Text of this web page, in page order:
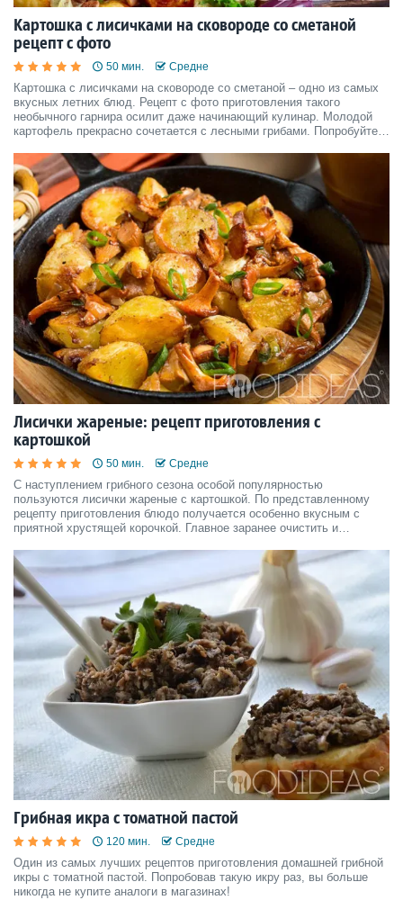
Картошка с лисичками на сковороде со сметаной
рецепт с фото
50 мин. Средне
Картошка с лисичками на сковороде со сметаной – одно из самых
вкусных летних блюд. Рецепт с фото приготовления такого
необычного гарнира осилит даже начинающий кулинар. Молодой
картофель прекрасно сочетается с лесными грибами. Попробуйте и
Лисички жареные: рецепт приготовления с
картошкой
50 мин. Средне
С наступлением грибного сезона особой популярностью
пользуются лисички жареные с картошкой. По представленному
рецепту приготовления блюдо получается особенно вкусным с
приятной хрустящей корочкой. Главное заранее очистить и
Грибная икра с томатной пастой
120 мин. Средне
Один из самых лучших рецептов приготовления домашней грибной
икры с томатной пастой. Попробовав такую икру раз, вы больше
никогда не купите аналоги в магазинах!